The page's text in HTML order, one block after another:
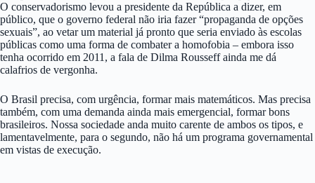
O conservadorismo levou a presidente da República a dizer, em
público, que o governo federal não iria fazer “propaganda de opções
sexuais”, ao vetar um material já pronto que seria enviado às escolas
públicas como uma forma de combater a homofobia – embora isso
tenha ocorrido em 2011, a fala de Dilma Rousseff ainda me dá
calafrios de vergonha.
O Brasil precisa, com urgência, formar mais matemáticos. Mas precisa
também, com uma demanda ainda mais emergencial, formar bons
brasileiros. Nossa sociedade anda muito carente de ambos os tipos, e
lamentavelmente, para o segundo, não há um programa governamental
em vistas de execução.